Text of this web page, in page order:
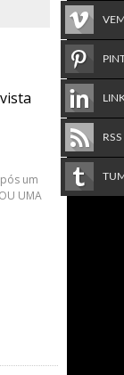
um
UMA
RSS